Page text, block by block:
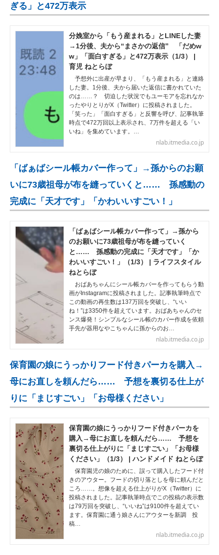
ぎる」と472万表示
分娩室から「もう産まれる」とLINEした妻
→1分後、夫から“まさかの返信” 「だめw
w」「面白すぎる」と472万表示（1/3） |
育児 ねとらぼ
予想外に出産が早まり、「もう産まれる」と連絡
した妻。1分後、夫から届いた返信に書かれていた
のは……？ 切迫した状況でもユーモアを忘れなか
ったやりとりがX（Twitter）に投稿されました。
「笑った」「面白すぎる」と反響を呼び、記事執筆
時点で472万回以上表示され、7万件を超える「い
いね」を集めています。…
nlab.itmedia.co.jp
「ばぁばシール帳カバー作って」→孫からのお願
いに73歳祖母が布を縫っていくと…… 孫感動の
完成に「天才です」「かわいいすごい！」
「ばぁばシール帳カバー作って」→孫から
のお願いに73歳祖母が布を縫っていく
と…… 孫感動の完成に「天才です」「か
わいいすごい！」（1/3） | ライフスタイル
ねとらぼ
おばあちゃんにシール帳カバーを作ってもらう動
画がInstagramに投稿されました。記事執筆時点で
この動画の再生数は137万回を突破し、“いい
ね！”は3350件を超えています。おばあちゃんのセ
ンス爆発！シンプルなシール帳のカバー作成を依頼
手先が器用なやこちゃんに孫からのお…
nlab.itmedia.co.jp
保育園の娘にうっかりフード付きパーカを購入→
母にお直しを頼んだら…… 予想を裏切る仕上が
りに「まじすごい」「お母様ください」
保育園の娘にうっかりフード付きパーカを
購入→母にお直しを頼んだら…… 予想を
裏切る仕上がりに「まじすごい」「お母様
ください」（1/3） | ハンドメイド ねとらぼ
保育園児の娘のために、誤って購入したフード付
きのアウター。フードの切り落としを母に頼んだと
ころ……。想像を超える仕上がりがX（Twitter）に
投稿されました。記事執筆時点でこの投稿の表示数
は79万回を突破し、“いいね”は9100件を超えてい
ます。保育園に通う娘さんにアウターを新調 投
稿…
nlab.itmedia.co.jp